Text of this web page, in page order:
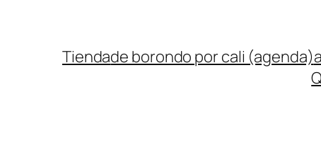
Tiendade borondo por cali (agenda)